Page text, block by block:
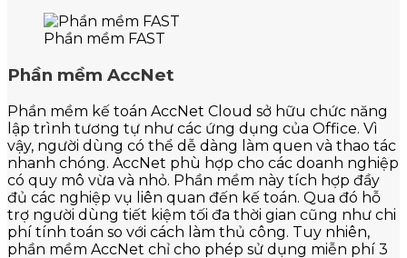
Phần mềm FAST
Phần mềm AccNet
Phần mềm kế toán AccNet Cloud sở hữu chức năng
lập trình tương tự như các ứng dụng của Office. Vì
vậy, người dùng có thể dễ dàng làm quen và thao tác
nhanh chóng. AccNet phù hợp cho các doanh nghiệp
có quy mô vừa và nhỏ. Phần mềm này tích hợp đầy
đủ các nghiệp vụ liên quan đến kế toán. Qua đó hỗ
trợ người dùng tiết kiệm tối đa thời gian cũng như chi
phí tính toán so với cách làm thủ công. Tuy nhiên,
phần mềm AccNet chỉ cho phép sử dụng miễn phí 3